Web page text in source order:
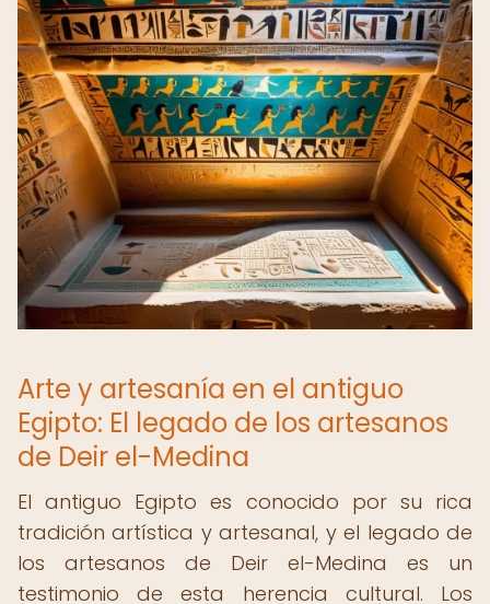
Arte y artesanía en el antiguo
Egipto: El legado de los artesanos
de Deir el-Medina
El antiguo Egipto es conocido por su rica
tradición artística y artesanal, y el legado de
los artesanos de Deir el-Medina es un
testimonio de esta herencia cultural. Los